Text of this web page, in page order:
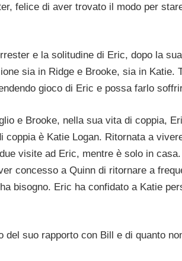
felice di aver trovato il modo per
e la solitudine di Eric, dopo la
sia in Ridge e Brooke, sia in Katie.
gioco di Eric e possa farlo
e Brooke, nella sua vita di coppia,
è Katie Logan. Ritornata a
visite ad Eric, mentre è solo in
concesso a Quinn di ritornare a
bisogno. Eric ha confidato a Katie
del suo rapporto con Bill e di quanto